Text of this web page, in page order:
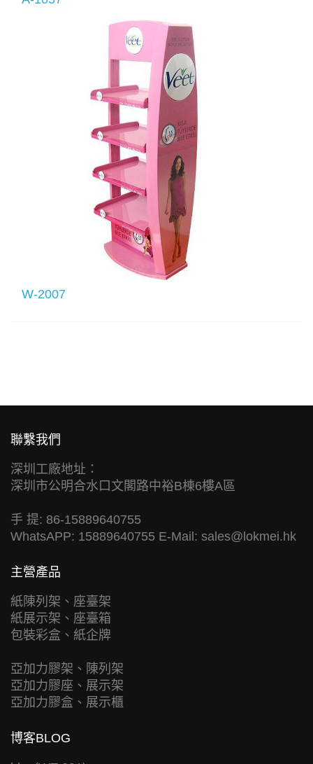
W-2007
聯繫我們
深圳工廠地址：
深圳市公明合水口文閣路中裕B棟6樓A區
手 提: 86-15889640755
WhatsAPP: 15889640755 E-Mail: sales@lokmei.hk
主營產品
紙陳列架、座臺架
紙展示架、座臺箱
包裝彩盒、紙企牌
亞加力膠架、陳列架
亞加力膠座、展示架
亞加力膠盒、展示櫃
博客BLOG